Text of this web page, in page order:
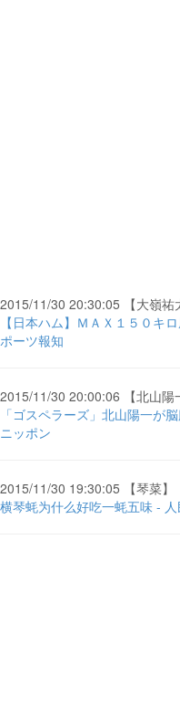
2015/11/30 20:30:05 【大嶺祐
【日本ハム】ＭＡＸ１５０キ
ポーツ報知
2015/11/30 20:00:06 【北山陽
「ゴスペラーズ」北山陽一が
ニッポン
2015/11/30 19:30:05 【琴菜】
横琴蚝为什么好吃一蚝五味 - 人